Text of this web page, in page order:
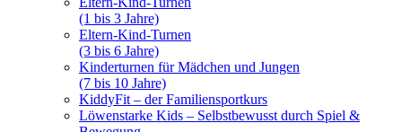
(1 bis 3 Jahre)
Eltern-Kind-Turnen
(3 bis 6 Jahre)
Kinderturnen für Mädchen und Jungen
(7 bis 10 Jahre)
KiddyFit – der Familiensportkurs
Löwenstarke Kids – Selbstbewusst durch Spiel &